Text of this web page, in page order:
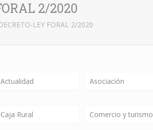
2/2020
LEY FORAL 2/2020
Actualidad Asociación
Caja Rural Comercio y turismo